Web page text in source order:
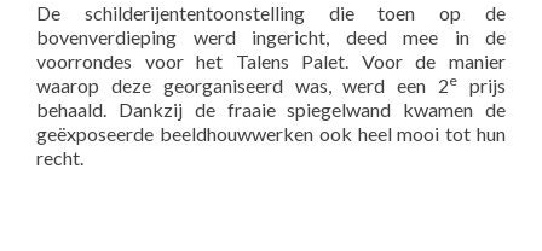
De schilderijententoonstelling die toen op de
bovenverdieping werd ingericht, deed mee in de
voorrondes voor het Talens Palet. Voor de manier
waarop deze georganiseerd was, werd een 2e
prijs
behaald. Dankzij de fraaie spiegelwand kwamen de
geëxposeerde beeldhouwwerken ook heel mooi tot hun
recht.